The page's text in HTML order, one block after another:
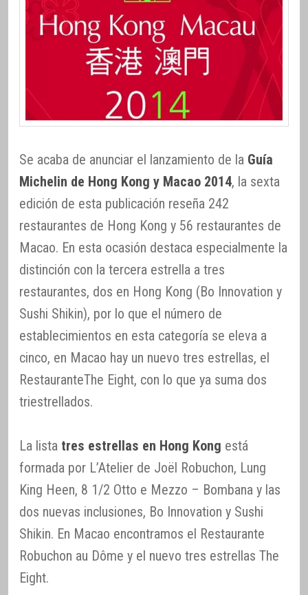
Se acaba de anunciar el lanzamiento de la Guía
Michelin de Hong Kong y Macao 2014, la sexta
edición de esta publicación reseña 242
restaurantes de Hong Kong y 56 restaurantes de
Macao. En esta ocasión destaca especialmente la
distinción con la tercera estrella a tres
restaurantes, dos en Hong Kong (Bo Innovation y
Sushi Shikin), por lo que el número de
establecimientos en esta categoría se eleva a
cinco, en Macao hay un nuevo tres estrellas, el
RestauranteThe Eight, con lo que ya suma dos
triestrellados.
La lista tres estrellas en Hong Kong está
formada por L’Atelier de Joël Robuchon, Lung
King Heen, 8 1/2 Otto e Mezzo – Bombana y las
dos nuevas inclusiones, Bo Innovation y Sushi
Shikin. En Macao encontramos el Restaurante
Robuchon au Dôme y el nuevo tres estrellas The
Eight.